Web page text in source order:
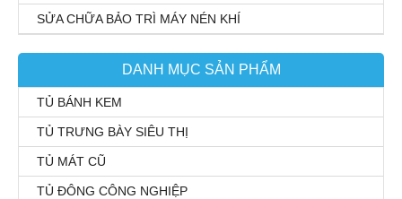
SỬA CHỮA BẢO TRÌ MÁY NÉN KHÍ
DANH MỤC SẢN PHẨM
TỦ BÁNH KEM
TỦ TRƯNG BÀY SIÊU THỊ
TỦ MÁT CŨ
TỦ ĐÔNG CÔNG NGHIỆP